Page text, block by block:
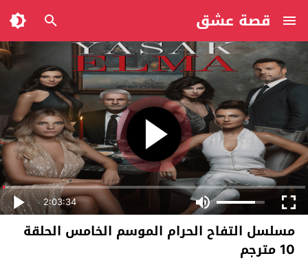
قصة عشق
2:03:34
مسلسل التفاح الحرام الموسم الخامس الحلقة
10 مترجم